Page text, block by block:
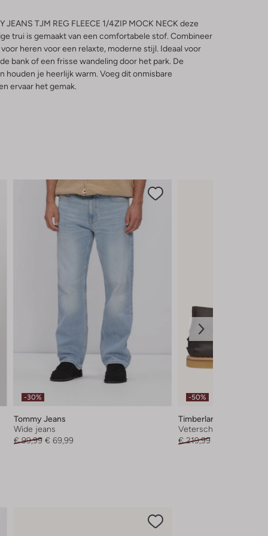
TJM REG FLEECE 1/4ZIP MOCK NECK deze
trui is gemaakt van een comfortabele stof. Combineer
heren voor een relaxte, moderne stijl. Ideaal voor
bank of een frisse wandeling door het park. De
houden je heerlijk warm. Voeg dit onmisbare
ervaar het gemak.
-30%
Tommy Jeans
Wide jeans
€ 99,99 € 69,99
-50%
Timberland
Veterschoenen
€ 219,99